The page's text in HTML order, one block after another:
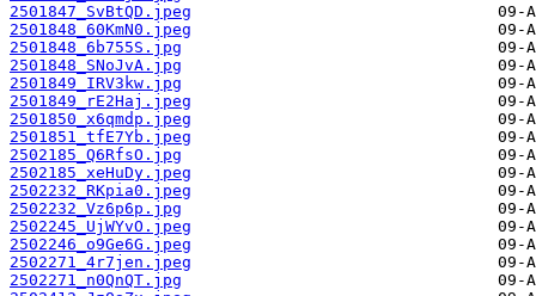
2501847_SvBtQD.jpeg
2501848_60KmN0.jpeg
2501848_6b755S.jpg
2501848_SNoJvA.jpg
2501849_IRV3kw.jpg
2501849_rE2Haj.jpeg
2501850_x6qmdp.jpeg
2501851_tfE7Yb.jpeg
2502185_Q6RfsO.jpg
2502185_xeHuDy.jpeg
2502232_RKpia0.jpeg
2502232_Vz6p6p.jpg
2502245_UjWYvO.jpeg
2502246_o9Ge6G.jpeg
2502271_4r7jen.jpeg
2502271_n0QnQT.jpg